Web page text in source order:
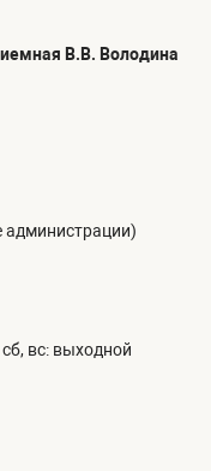
В.В. Володина
администрации)
сб, вс: выходной